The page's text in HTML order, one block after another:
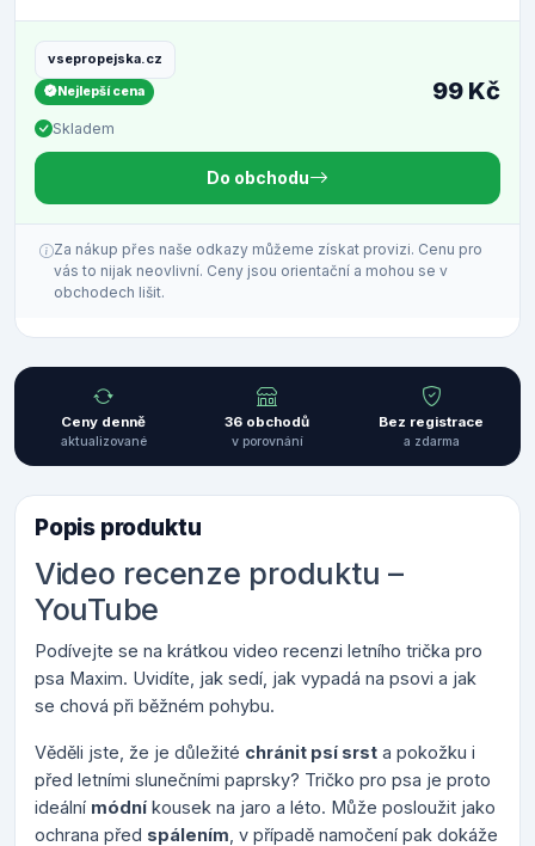
vsepropejska.cz
Nejlepší cena
Skladem
99 Kč
Do obchodu
Za nákup přes naše odkazy můžeme získat provizi. Cenu pro
vás to nijak neovlivní. Ceny jsou orientační a mohou se v
obchodech lišit.
Ceny denně
aktualizované
36 obchodů
v porovnání
Bez registrace
a zdarma
Popis produktu
Video recenze produktu –
YouTube
Podívejte se na krátkou video recenzi letního trička pro
psa Maxim. Uvidíte, jak sedí, jak vypadá na psovi a jak
se chová při běžném pohybu.
Věděli jste, že je důležité chránit psí srst a pokožku i
před letními slunečními paprsky? Tričko pro psa je proto
ideální módní kousek na jaro a léto. Může posloužit jako
ochrana před spálením , v případě namočení pak dokáže